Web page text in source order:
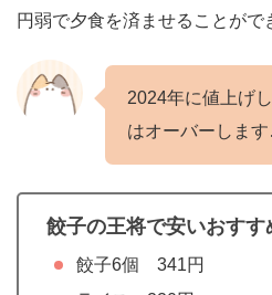
円弱で夕食を済ませることがで
2024年に値上げ
はオーバーします
餃子の王将で安いおす
餃子6個 341円